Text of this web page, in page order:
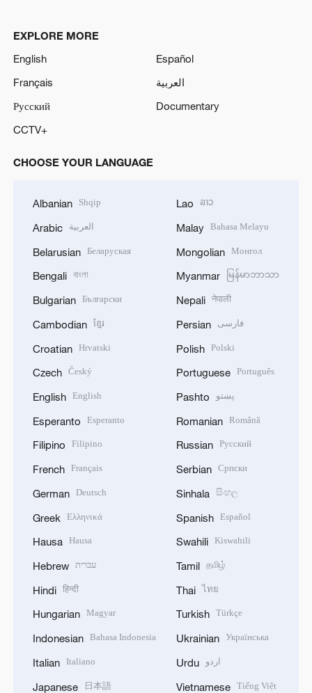
EXPLORE MORE
English
Español
Français
العربية
Русский
Documentary
CCTV+
CHOOSE YOUR LANGUAGE
Albanian Shqip
Arabic العربية
Belarusian Беларуская
Bengali বাংলা
Bulgarian Български
Cambodian ខ្មែរ
Croatian Hrvatski
Czech Český
English English
Esperanto Esperanto
Filipino Filipino
French Français
German Deutsch
Greek Ελληνικά
Hausa Hausa
Hebrew עברית
Hindi हिन्दी
Hungarian Magyar
Indonesian Bahasa Indonesia
Italian Italiano
Japanese 日本語
Lao ລາວ
Malay Bahasa Melayu
Mongolian Монгол
Myanmar မြန်မာဘာသာ
Nepali नेपाली
Persian فارسی
Polish Polski
Portuguese Português
Pashto پښتو
Romanian Română
Russian Русский
Serbian Српски
Sinhala සිංහල
Spanish Español
Swahili Kiswahili
Tamil தமிழ்
Thai ไทย
Turkish Türkçe
Ukrainian Українська
Urdu اردو
Vietnamese Tiếng Việt